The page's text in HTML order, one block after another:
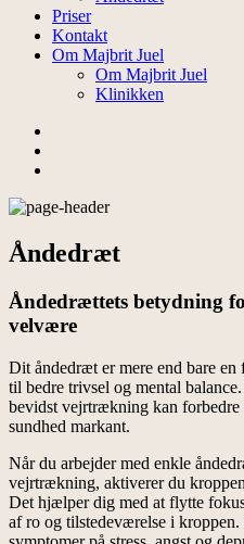
Priser
Kontakt
Om Majbrit Juel
Om Majbrit Juel
Klinikken
Åndedræt
Åndedrættets betydning
velvære
Dit åndedræt er mere end bare
til bedre trivsel og mental
bevidst vejrtrækning kan
sundhed markant.
Når du arbejder med enkle
vejrtrækning, aktiverer du
Det hjælper dig med at flytte
af ro og tilstedeværelse i